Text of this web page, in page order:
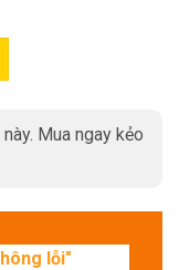
Mua ngay kẻo
lỗi"